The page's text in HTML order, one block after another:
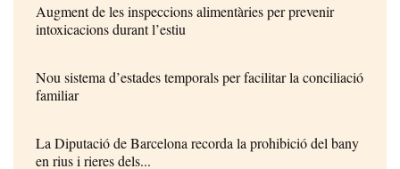
Augment de les inspeccions alimentàries per prevenir
intoxicacions durant l’estiu
Nou sistema d’estades temporals per facilitar la conciliació
familiar
La Diputació de Barcelona recorda la prohibició del bany
en rius i rieres dels...